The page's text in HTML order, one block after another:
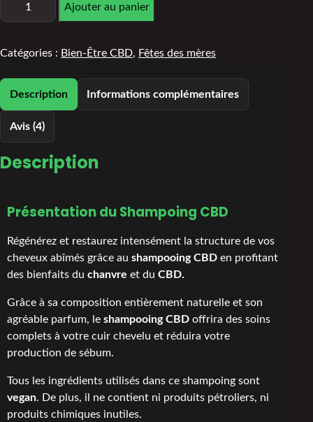
Ajouter au panier
Catégories : Bien-Être CBD, Fêtes des mères
Description Informations complémentaires
Avis (4)
Description
Présentation du Shampoing CBD
Régénérez et restaurez intensément la structure de vos
cheveux abîmés grâce au shampooing CBD en profitant
des bienfaits du chanvre et du CBD.
Grâce à sa composition entièrement naturelle et son
agréable parfum, le shampooing CBD offrira des soins
complets à votre cuir chevelu et réduira votre
production de sébum.
Tous les ingrédients utilisés dans ce shampoing sont
vegan. De plus, il ne contient ni produits pétroliers, ni
produits chimiques inutiles.